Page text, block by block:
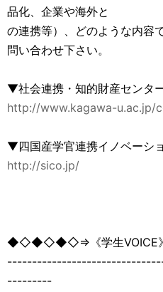
品化、企業や海外と
の連携等）、どのような内容
問い合わせ下さい。
▼社会連携・知的財産センタ
http://www.kagawa-u.ac.jp/
▼四国産学官連携イノベーシ
http://sico.jp/
◆◇◆◇◆◇⇒《学生VOICE》
---------